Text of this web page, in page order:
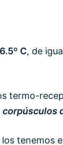
C, de
termo-
corpúsculos
los tenemos